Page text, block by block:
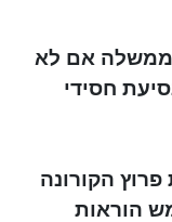
אם לא
חסידי
הקורונה
הוראות